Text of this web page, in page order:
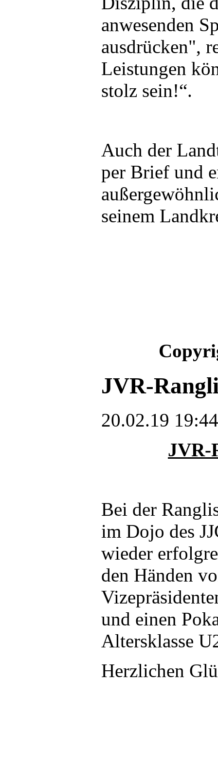
anwesenden
ausdrücken",
Leistungen
stolz sein!“.
Auch der
per Brief und
seinem
JVR-
20.02.19 19:44
JVR-
Bei der
im Dojo des
wieder
den Händen
und einen
Altersklasse
Herzlichen